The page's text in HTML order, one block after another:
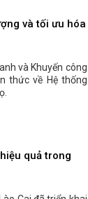
và tối ưu hóa
và Khuyến công
thức về Hệ thống
quả trong